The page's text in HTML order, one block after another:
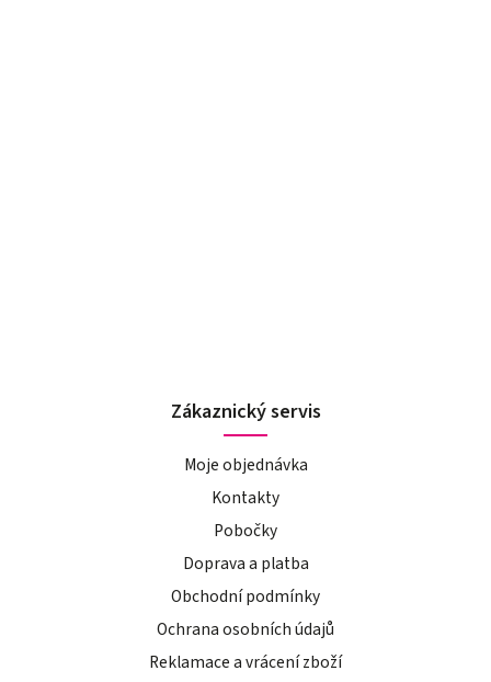
Zákaznický servis
Moje objednávka
Kontakty
Pobočky
Doprava a platba
Obchodní podmínky
Ochrana osobních údajů
Reklamace a vrácení zboží